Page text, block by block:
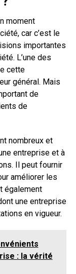
moment
car c’est le
importantes
L’une des
cette
général. Mais
de
de
nombreux et
entreprise et à
Il peut fournir
améliorer les
également
une entreprise
en vigueur.
: la vérité